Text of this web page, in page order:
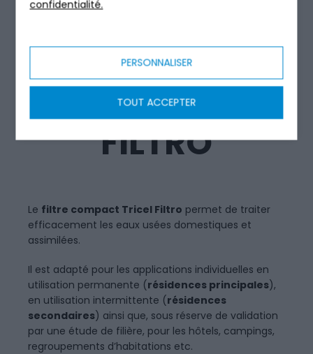
confidentialité.
PERSONNALISER
TOUT ACCEPTER
FOSSE
SEPTIQUE
COMPACTE :
FILTRO
Le filtre compact Tricel Filtro permet de traiter
efficacement les eaux usées domestiques et
assimilées.
Il est adapté pour les applications individuelles en
utilisation permanente (résidences principales),
en utilisation intermittente (résidences
secondaires) ainsi que, sous réserve de validation
par une étude de filière, pour les hôtels, campings,
regroupements d’habitations etc.